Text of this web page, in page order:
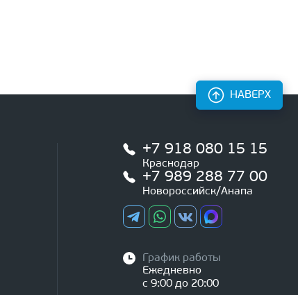
+7 918 080 15 15
Краснодар
+7 989 288 77 00
Новороссийск/Анапа
График работы
Ежедневно
с 9:00 до 20:00
НАВЕРХ